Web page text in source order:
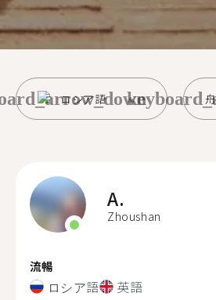
ロシア語
A.
Zhoushan
流暢
ロシア語 英語